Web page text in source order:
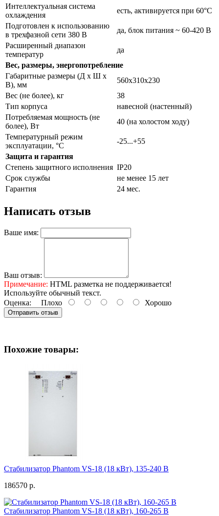
Интеллектуальная система
охлаждения
есть, активируется при 60°С
Подготовлен к использованию
в трехфазной сети 380 В
да, блок питания ~ 60-420 В
Расширенный диапазон
температур
да
Вес, размеры, энергопотребление
Габаритные размеры (Д х Ш х
В), мм
560х310х230
Вес (не более), кг
38
Тип корпуса
навесной (настенный)
Потребляемая мощность (не
более), Вт
40 (на холостом ходу)
Температурный режим
эксплуатации, °С
-25...+55
Защита и гарантия
Степень защитного исполнения IP20
Срок службы
не менее 15 лет
Гарантия
24 мес.
Написать отзыв
Ваше имя:
Ваш отзыв:
Примечание: HTML разметка не поддерживается!
Используйте обычный текст.
Оценка: Плохо Хорошо
Отправить отзыв
Похожие товары:
Стабилизатор Phantom VS-18 (18 кВт), 135-240 В
186570 р.
Стабилизатор Phantom VS-18 (18 кВт), 160-265 В